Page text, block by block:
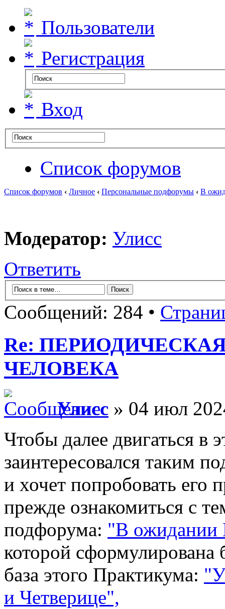
Пользователи
Регистрация
Вход
Список форумов
Список форумов ‹ Личное ‹ Персональные подфорумы ‹ В
Модератор: Улисс
Ответить
Сообщений: 284 •
Re:
ЧЕЛОВЕКА
Улисс » 04 июл
Чтобы далее двигаться в
заинтересовался таким
и хочет попробовать его
прежде ознакомиться с
подфорума: "В ожидании
которой сформулирована
база этого Практикума:
и Четверице",